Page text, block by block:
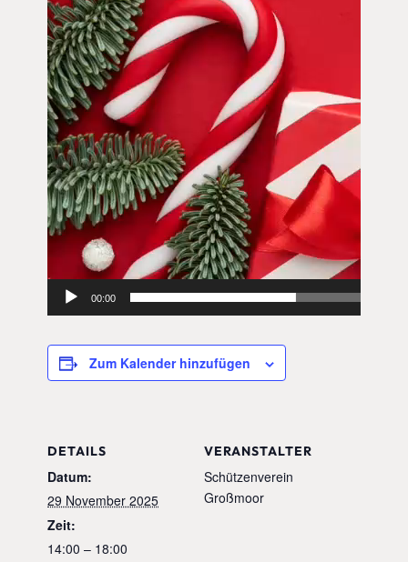
00:00
Zum Kalender hinzufügen
DETAILS
Datum:
29 November 2025
Zeit:
14:00 – 18:00
VERANSTALTER
Schützenverein
Großmoor